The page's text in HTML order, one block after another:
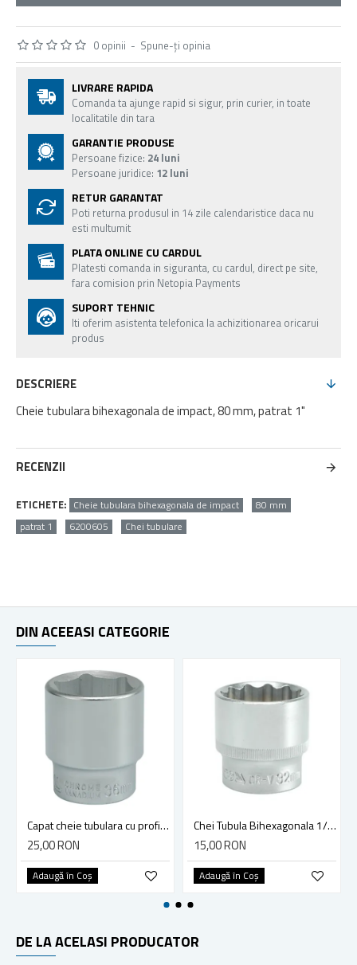
0 opinii - Spune-ţi opinia
LIVRARE RAPIDA
Comanda ta ajunge rapid si sigur, prin curier, in toate
localitatile din tara
GARANTIE PRODUSE
Persoane fizice: 24 luni
Persoane juridice: 12 luni
RETUR GARANTAT
Poti returna produsul in 14 zile calendaristice daca nu
esti multumit
PLATA ONLINE CU CARDUL
Platesti comanda in siguranta, cu cardul, direct pe site,
fara comision prin Netopia Payments
SUPORT TEHNIC
Iti oferim asistenta telefonica la achizitionarea oricarui
produs
DESCRIERE
Cheie tubulara bihexagonala de impact, 80 mm, patrat 1"
RECENZII
ETICHETE: Cheie tubulara bihexagonala de impact
80 mm
patrat 1
6200605 Chei tubulare
DIN ACEEASI CATEGORIE
Capat cheie tubulara cu profil hexagonal interior, Yato YT-1316, 6 laturi, 36 mm, 3/4 inch
25,00 RON
Adaugă în Coş
Chei Tubula Bihexagonala 1/2, 32mm, Yato YT-1292
15,00 RON
Adaugă în Coş
DE LA ACELASI PRODUCATOR